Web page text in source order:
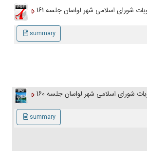
شورای اسلامی شهر لواسان جلسه 161
summary
شورای اسلامی شهر لواسان جلسه 160
summary